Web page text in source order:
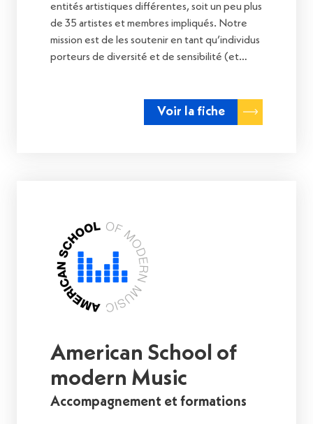
entités artistiques différentes, soit un peu plus
de 35 artistes et membres impliqués. Notre
mission est de les soutenir en tant qu’individus
porteurs de diversité et de sensibilité (et…
Voir la fiche
American School of
modern Music
Accompagnement et formations